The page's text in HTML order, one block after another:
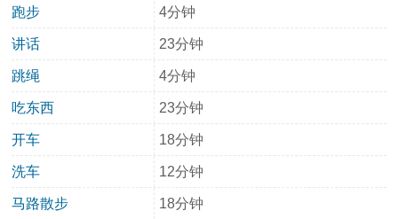
跑步 4分钟
讲话 23分钟
跳绳 4分钟
吃东西 23分钟
开车 18分钟
洗车 12分钟
马路散步 18分钟